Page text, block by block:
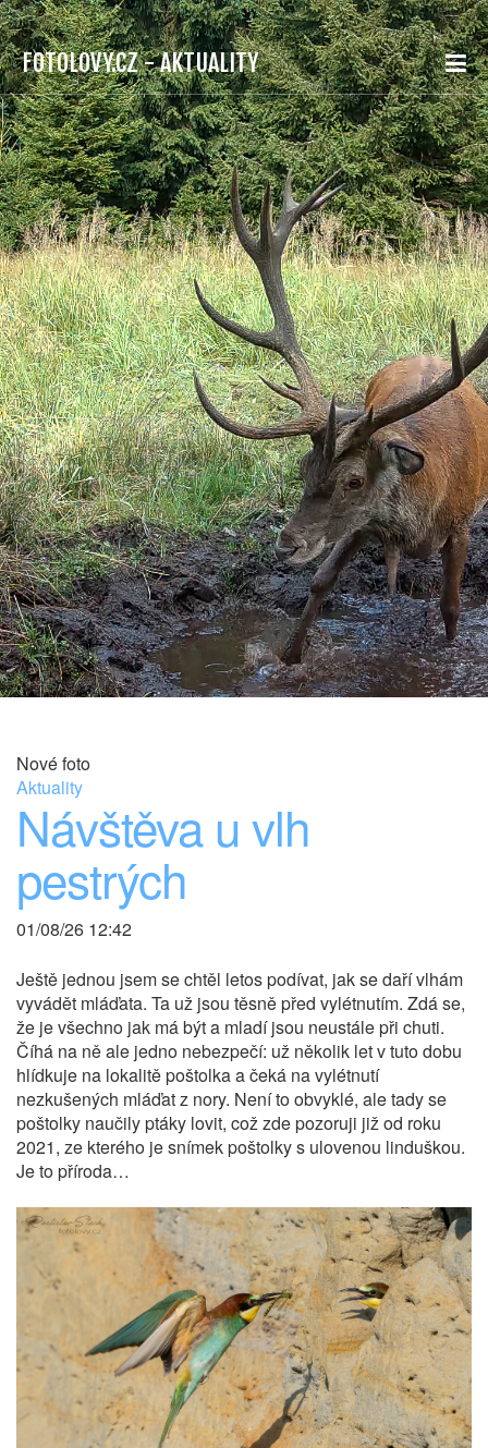
FOTOLOVY.CZ - AKTUALITY
Nové foto
Aktuality
Návštěva u vlh
pestrých
01/08/26 12:42
Ještě jednou jsem se chtěl letos podívat, jak se daří vlhám
vyvádět mláďata. Ta už jsou těsně před vylétnutím. Zdá se,
že je všechno jak má být a mladí jsou neustále při chuti.
Číhá na ně ale jedno nebezpečí: už několik let v tuto dobu
hlídkuje na lokalitě poštolka a čeká na vylétnutí
nezkušených mláďat z nory. Není to obvyklé, ale tady se
poštolky naučily ptáky lovit, což zde pozoruji již od roku
2021, ze kterého je snímek poštolky s ulovenou linduškou.
Je to příroda…